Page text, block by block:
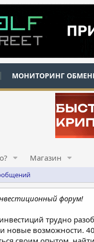
МОНИТОРИНГ
Магазин
форум!
трудно
новые возможности.